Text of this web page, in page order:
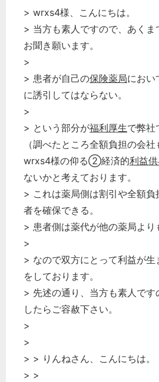
> wrxs4様、こんにちは。
> 当方も素人ですので、あくま
お聞き願います。
>
> 患者が自己の保険薬局におい
に誘引してはならない。
>
> という部分が福利厚生で弊社
（調べたところ全額負担の会社
wrxs4様の仰る➁経済的利益
ないかと考えております。
> これは薬局側は割引や全額負
者を確保できる。
> 患者側は薬代が他の薬局より
>
> なので双方にとって利益が生
をしております。
> 先述の通り、当方も素人です
したらご容赦下さい。
>
>
> > りんねさん、こんにちは。
> >